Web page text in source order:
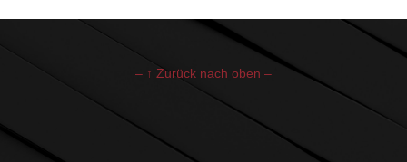
– ↑ Zurück nach oben –